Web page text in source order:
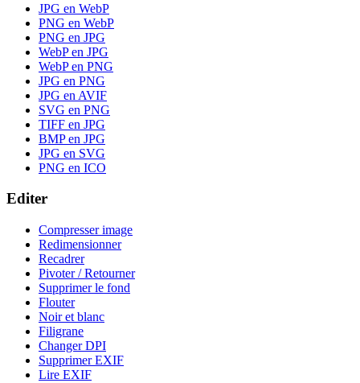
JPG en WebP
PNG en WebP
PNG en JPG
WebP en JPG
WebP en PNG
JPG en PNG
JPG en AVIF
SVG en PNG
TIFF en JPG
BMP en JPG
JPG en SVG
PNG en ICO
Editer
Compresser image
Redimensionner
Recadrer
Pivoter / Retourner
Supprimer le fond
Flouter
Noir et blanc
Filigrane
Changer DPI
Supprimer EXIF
Lire EXIF